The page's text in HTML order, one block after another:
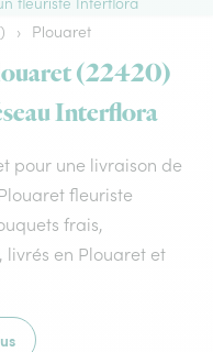
› Plouaret
(22420)
Interflora
pour une livraison de
fleuriste
frais,
livrés en Plouaret et